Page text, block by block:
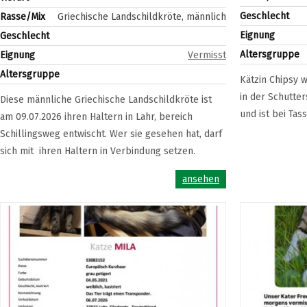
Rasse/Mix
Griechische Landschildkröte, männlich
Geschlecht
Eignung
Vermisst
Altersgruppe
Diese männliche Griechische Landschildkröte ist
am 09.07.2026 ihren Haltern in Lahr, bereich
Schillingsweg entwischt. Wer sie gesehen hat, darf
sich mit ihren Haltern in Verbindung setzen.
ansehen
Geschlecht
Eignung
Altersgruppe
Kätzin Chipsy
in der
und ist bei